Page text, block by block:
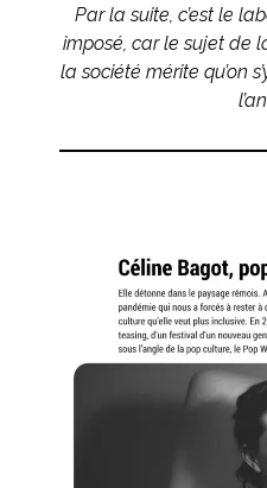
Par la suite, c’est le
imposé, car le sujet de
la société mérite qu’on